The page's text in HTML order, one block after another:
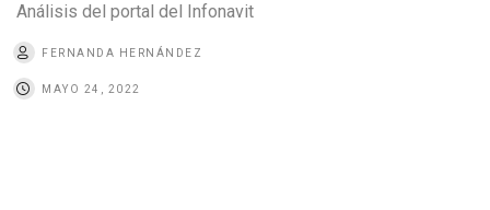
Análisis del portal del Infonavit
FERNANDA HERNÁNDEZ
MAYO 24, 2022